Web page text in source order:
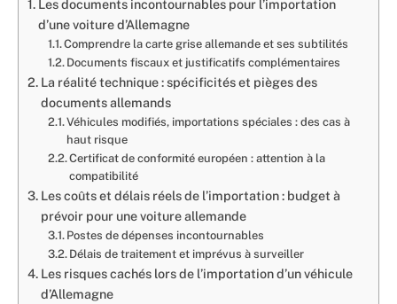
Les documents incontournables pour l’importation
d’une voiture d’Allemagne
Comprendre la carte grise allemande et ses subtilités
Documents fiscaux et justificatifs complémentaires
La réalité technique : spécificités et pièges des
documents allemands
Véhicules modifiés, importations spéciales : des cas à
haut risque
Certificat de conformité européen : attention à la
compatibilité
Les coûts et délais réels de l’importation : budget à
prévoir pour une voiture allemande
Postes de dépenses incontournables
Délais de traitement et imprévus à surveiller
Les risques cachés lors de l’importation d’un véhicule
d’Allemagne